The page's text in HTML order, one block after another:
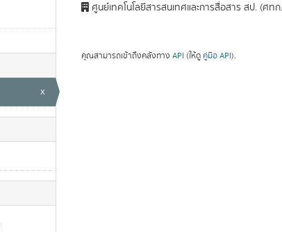
x
ศูนย์เทคโนโลยีสารสนเทศและการสื่อสาร สป. (ศท
คุณสามารถเข้าถึงคลังทาง API (ให้ดู คู่มือ API).